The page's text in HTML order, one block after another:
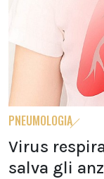
PNEUMOLOGIA
Virus
salva gli